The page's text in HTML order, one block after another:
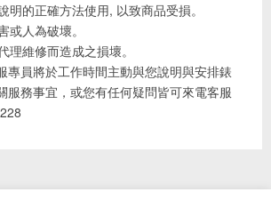
明的正確方法使用, 以致商品受損。
或人為破壞。
理維修而造成之損壞。
專員將於工作時間主動與您說明與安排錶
服務事宜，或您有任何疑問皆可來電客服